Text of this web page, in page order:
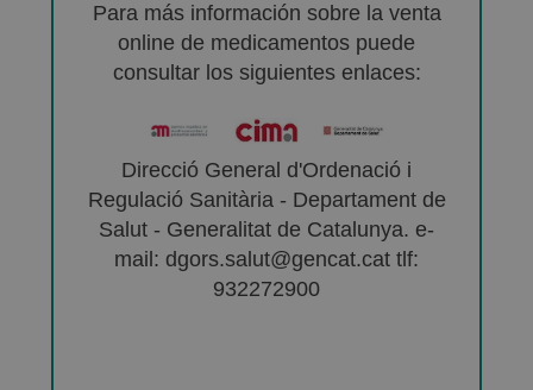
Para más información sobre la venta
online de medicamentos puede
consultar los siguientes enlaces:
Direcció General d'Ordenació i
Regulació Sanitària - Departament de
Salut - Generalitat de Catalunya. e-
mail: dgors.salut@gencat.cat tlf:
932272900